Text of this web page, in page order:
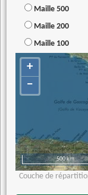
Maille 500
Maille 200
Maille 100
+
−
500 km
Couche de